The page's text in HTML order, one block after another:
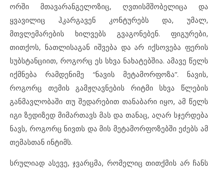
ორში მთავარანგელოზიც, ღვთისმშობელიცა და
ყვავილიც ჰკარგავენ კონტურებს და, უმალ,
მთვლემარების ხილვებს გვაგონებენ. ფიგურები,
თითქოს, ნათლისაგან იშვება და არ იქსოვება ფერის
სუბსტანციით, როგორც ეს სხვა ნახატებშია. ამავე წელს
იქმნება რამდენიმე “ნავის მეტამორფოზა”. ნავის,
როგორც თემის გამჟღავნების რიტმი სხვა წლების
განმავლობაში თუ შედარებით თანაბარი იყო, ამ წელს
იგი ზედიზედ მიმართავს მას და თანაც, აღარ სჯერდება
ნავს, როგორც ნივთს და მის მეტამორფოზებში ეძებს ამ
თემასთან ინტიმს.
სრულიად ასევე, ჯვარცმა, რომელიც თითქმის არ ჩანს